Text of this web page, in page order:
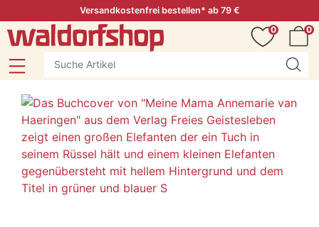
Versandkostenfrei bestellen* ab 79 €
0
0